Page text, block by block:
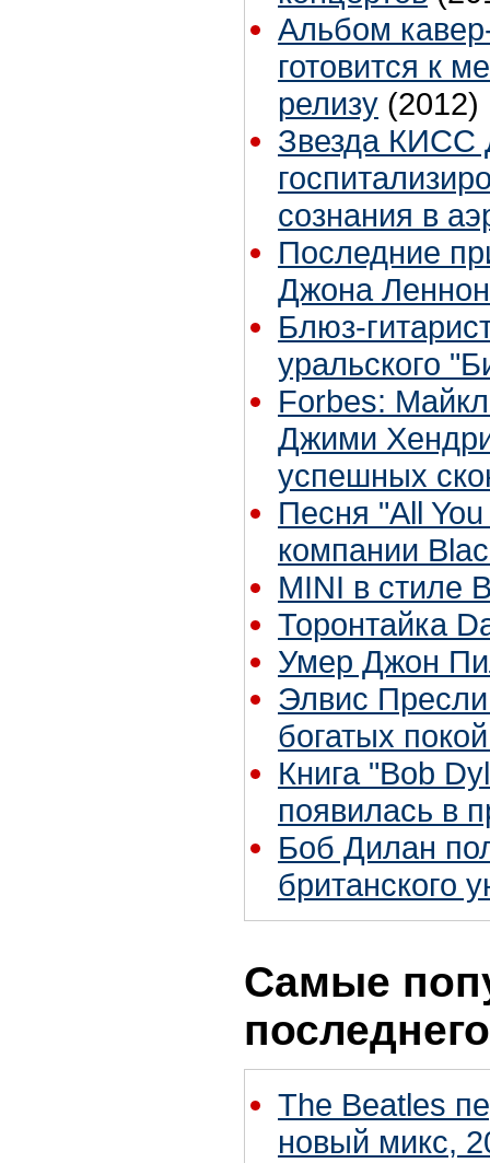
Альбом
готовится к
релизу (2012)
Звезда
сознания в
Последние
Джона
Блюз-
уральского
Forbes:
Джими
успешных
Песня "All
компании
MINI в стиле
Торонтайка
Умер Джон
Элвис
богатых
Книга "Bob
появилась в
Боб Дилан
британского
Самые
The Beatles
новый микс,